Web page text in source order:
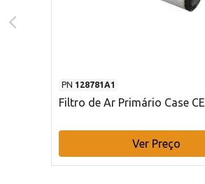
PN 128781A1
Filtro de Ar Primário Case CE
Ver Preço